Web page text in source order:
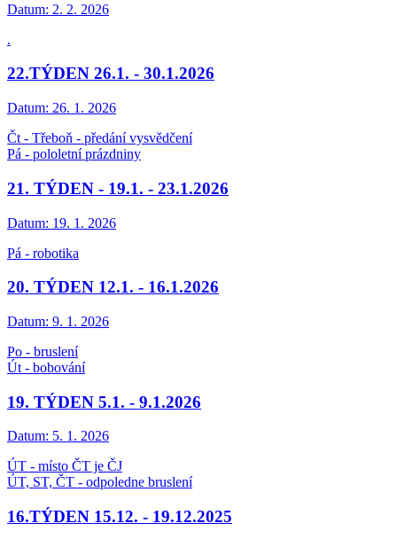
Datum: 2. 2. 2026
.
22.TÝDEN 26.1. - 30.1.2026
Datum: 26. 1. 2026
Čt - Třeboň - předání vysvědčení
Pá - pololetní prázdniny
21. TÝDEN - 19.1. - 23.1.2026
Datum: 19. 1. 2026
Pá - robotika
20. TÝDEN 12.1. - 16.1.2026
Datum: 9. 1. 2026
Po - bruslení
Út - bobování
19. TÝDEN 5.1. - 9.1.2026
Datum: 5. 1. 2026
ÚT - místo ČT je ČJ
ÚT, ST, ČT - odpoledne bruslení
16.TÝDEN 15.12. - 19.12.2025